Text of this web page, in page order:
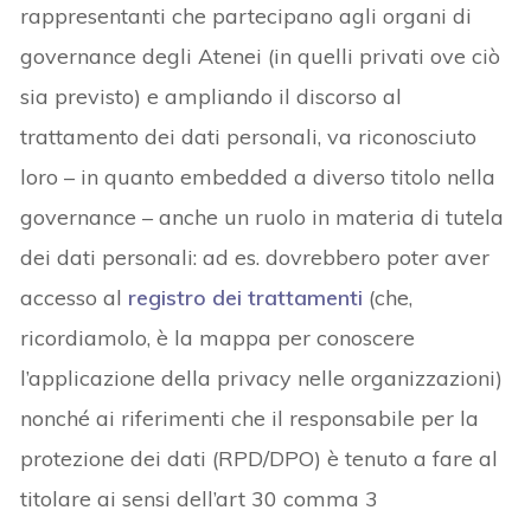
rappresentanti che partecipano agli organi di
governance degli Atenei (in quelli privati ove ciò
sia previsto) e ampliando il discorso al
trattamento dei dati personali, va riconosciuto
loro – in quanto embedded a diverso titolo nella
governance – anche un ruolo in materia di tutela
dei dati personali: ad es. dovrebbero poter aver
accesso al registro dei trattamenti (che,
ricordiamolo, è la mappa per conoscere
l’applicazione della privacy nelle organizzazioni)
nonché ai riferimenti che il responsabile per la
protezione dei dati (RPD/DPO) è tenuto a fare al
titolare ai sensi dell’art 30 comma 3